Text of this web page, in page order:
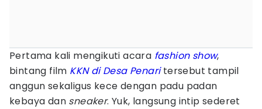
Pertama kali mengikuti acara fashion show,
bintang film KKN di Desa Penaritersebut tampil
anggun sekaligus kece dengan padu padan
kebaya dan sneaker. Yuk, langsung intip sederet